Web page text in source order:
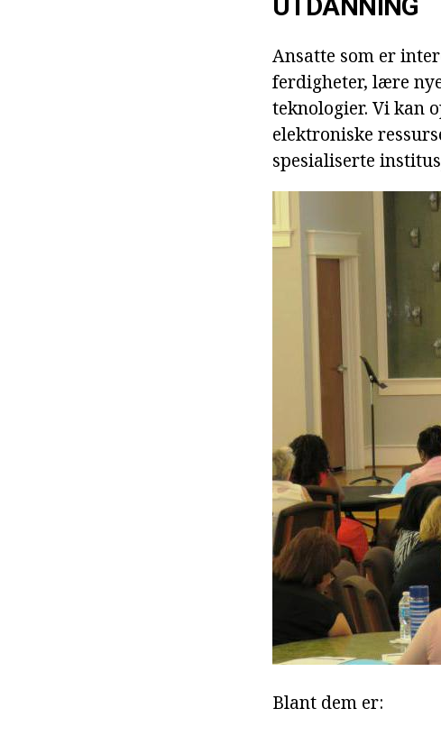
UTDANNING
Ansatte som er
ferdigheter, lære
teknologier. Vi kan
elektroniske
spesialiserte
Blant dem er: